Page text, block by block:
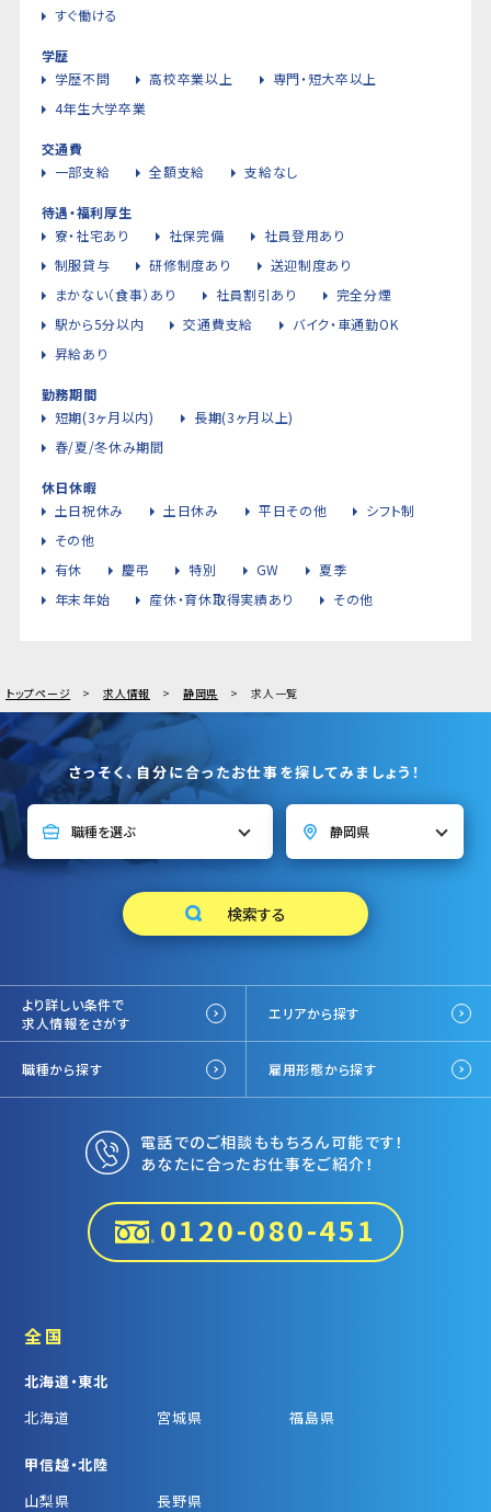
すぐ働ける
学歴
学歴不問
高校卒業以上
専門・短大卒以上
4年生大学卒業
交通費
一部支給
全額支給 支給なし
待遇・福利厚生
寮・社宅あり
社保完備
社員登用あり
制服貸与
研修制度あり
送迎制度あり
まかない（食事）あり
社員割引あり
完全分煙
駅から5分以内
交通費支給
バイク・車通勤OK
昇給あり
勤務期間
短期(3ヶ月以内)
長期(3ヶ月以上)
春/夏/冬休み期間
休日休暇
土日祝休み
土日休み 平日その他
シフト制
その他
有休
慶弔 特別 GW
夏季
年末年始
産休・育休取得実績あり その他
トップページ 求人情報 静岡県 求人一覧
さっそく、自分に合ったお仕事を探してみましょう！
より詳しい条件で
求人情報をさがす
エリアから探す
職種から探す 雇用形態から探す
電話でのご相談ももちろん可能です！
あなたに合ったお仕事をご紹介！
0120-080-451
全国
北海道・東北
北海道
宮城県 福島県
甲信越・北陸
山梨県
長野県